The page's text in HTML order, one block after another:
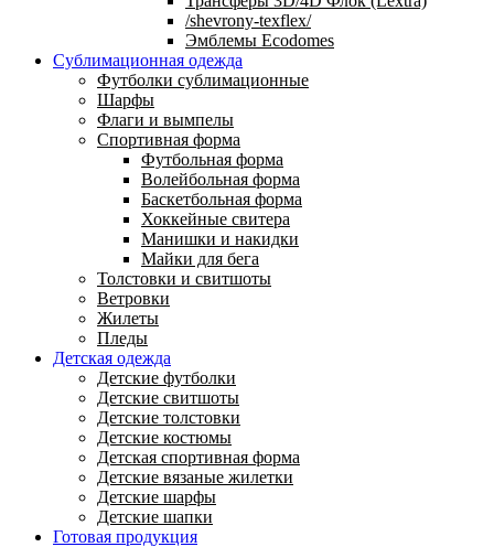
/shevrony-texflex/
Эмблемы Ecodomes
Сублимационная одежда
Футболки сублимационные
Шарфы
Флаги и вымпелы
Спортивная форма
Футбольная форма
Волейбольная форма
Баскетбольная форма
Хоккейные свитера
Манишки и накидки
Майки для бега
Толстовки и свитшоты
Ветровки
Жилеты
Пледы
Детская одежда
Детские футболки
Детские свитшоты
Детские толстовки
Детские костюмы
Детская спортивная форма
Детские вязаные жилетки
Детские шарфы
Детские шапки
Готовая продукция